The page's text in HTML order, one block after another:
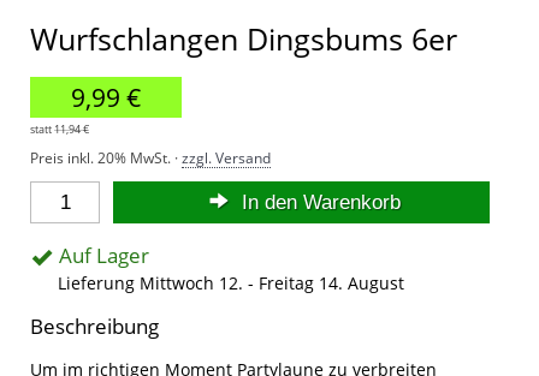
Wurfschlangen Dingsbums 6er
9,99 €
statt11,94 €
Preis inkl. 20% MwSt. ·zzgl. Versand
In den Warenkorb
Auf Lager
Lieferung Mittwoch 12. - Freitag 14. August
Beschreibung
Um im richtigen Moment Partylaune zu verbreiten